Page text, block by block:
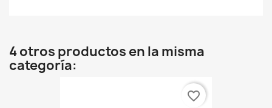
4 otros productos en la misma
categoría:
favorite_border